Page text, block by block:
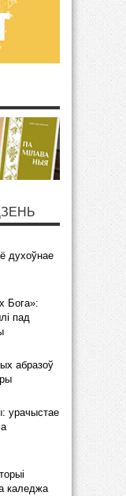
духоўнае
Бога»:
пад
абразоў
урачыстае
каледжа